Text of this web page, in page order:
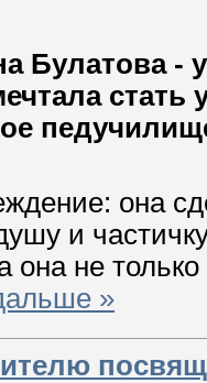
Булатова -
она
и
она не
»